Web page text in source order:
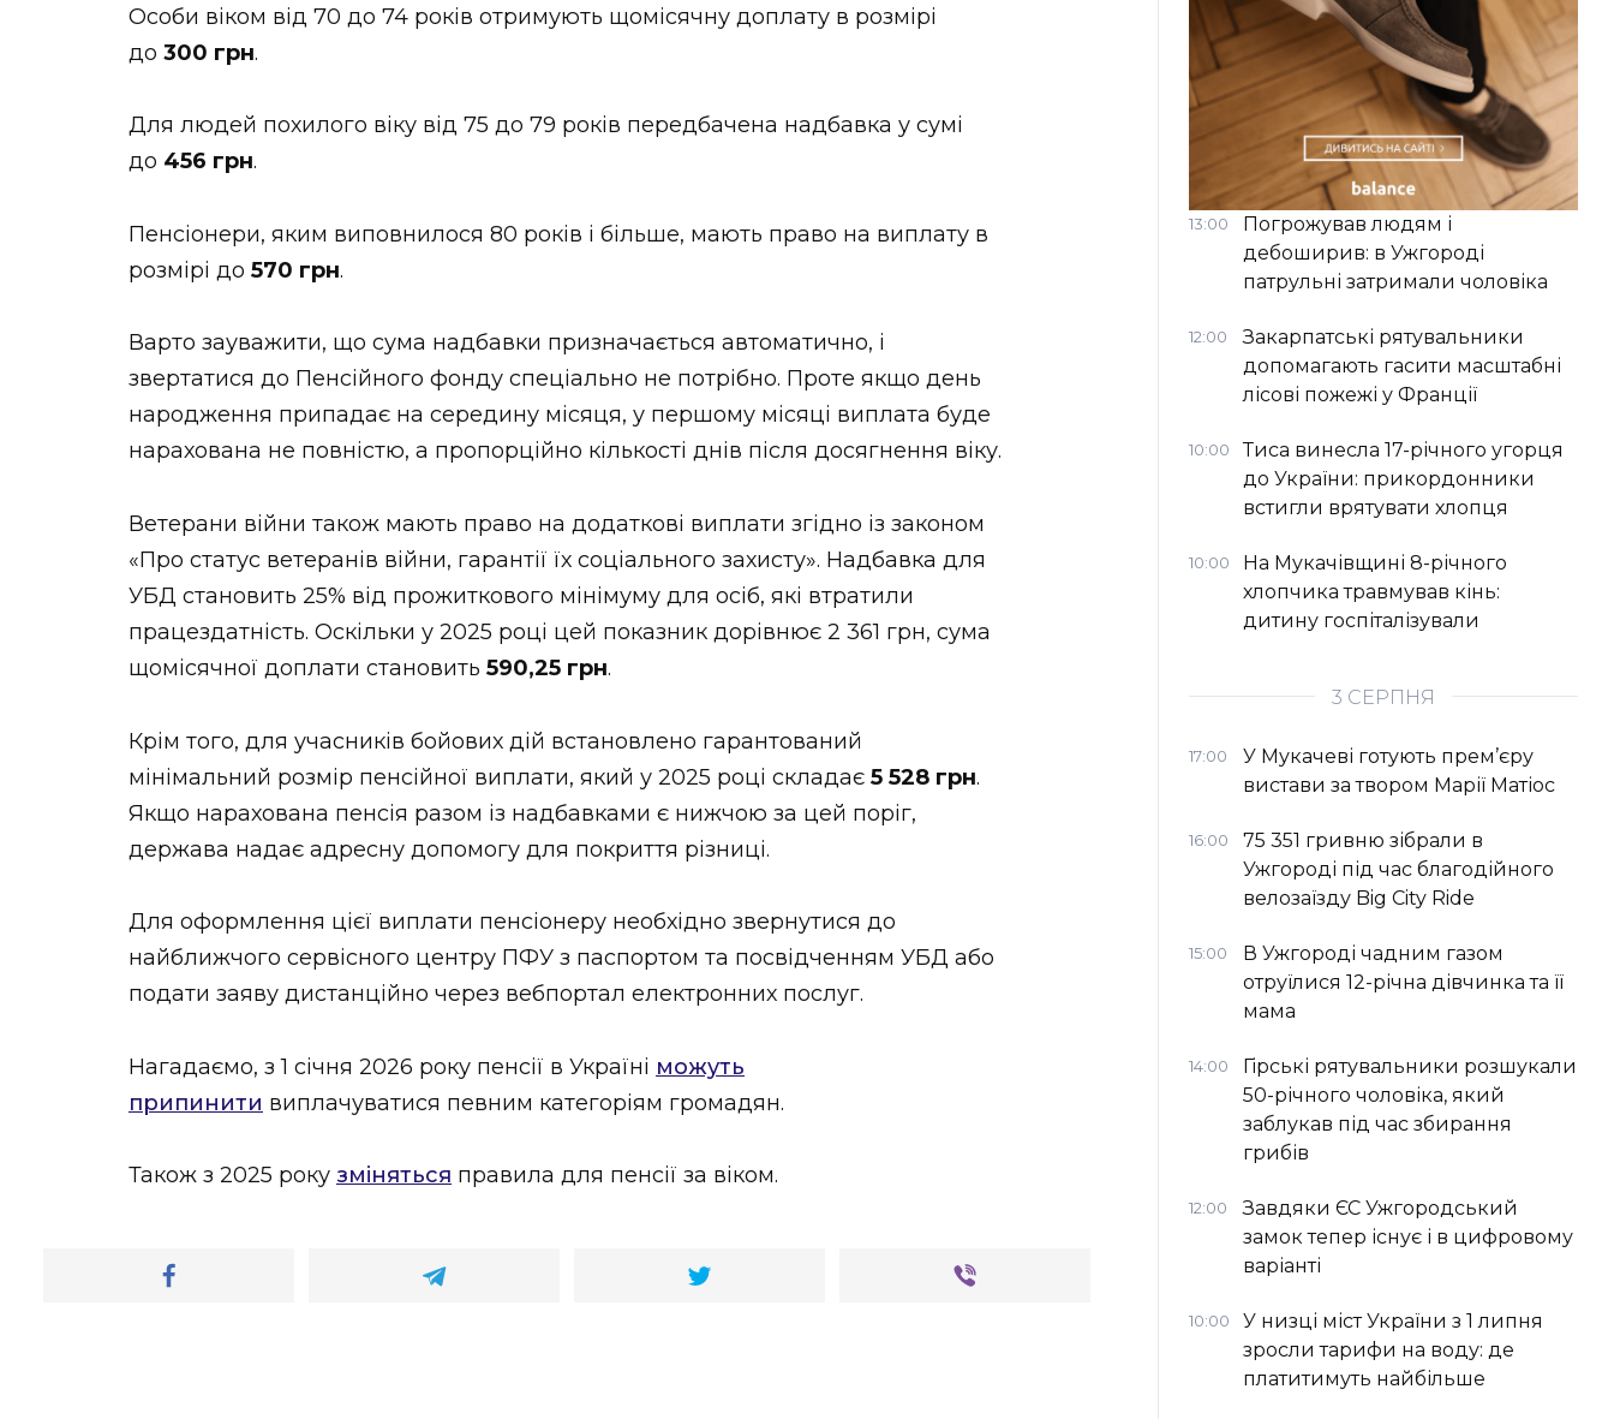
Особи віком від 70 до 74 років отримують щомісячну доплату в розмірі
до 300 грн.
Для людей похилого віку від 75 до 79 років передбачена надбавка у сумі
до 456 грн.
Пенсіонери, яким виповнилося 80 років і більше, мають право на виплату в
розмірі до 570 грн.
Варто зауважити, що сума надбавки призначається автоматично, і
звертатися до Пенсійного фонду спеціально не потрібно. Проте якщо день
народження припадає на середину місяця, у першому місяці виплата буде
нарахована не повністю, а пропорційно кількості днів після досягнення віку.
Ветерани війни також мають право на додаткові виплати згідно із законом
«Про статус ветеранів війни, гарантії їх соціального захисту». Надбавка для
УБД становить 25% від прожиткового мінімуму для осіб, які втратили
працездатність. Оскільки у 2025 році цей показник дорівнює 2 361 грн, сума
щомісячної доплати становить 590,25 грн.
Крім того, для учасників бойових дій встановлено гарантований
мінімальний розмір пенсійної виплати, який у 2025 році складає 5 528 грн.
Якщо нарахована пенсія разом із надбавками є нижчою за цей поріг,
держава надає адресну допомогу для покриття різниці.
Для оформлення цієї виплати пенсіонеру необхідно звернутися до
найближчого сервісного центру ПФУ з паспортом та посвідченням УБД або
подати заяву дистанційно через вебпортал електронних послуг.
Нагадаємо, з 1 січня 2026 року пенсії в Україні можуть
припинити виплачуватися певним категоріям громадян.
Також з 2025 року зміняться правила для пенсії за віком.
13:00
Погрожував людям і
дебоширив: в Ужгороді
патрульні затримали чоловіка
12:00
Закарпатські рятувальники
допомагають гасити масштабні
лісові пожежі у Франції
10:00
Тиса винесла 17-річного угорця
до України: прикордонники
встигли врятувати хлопця
10:00
На Мукачівщині 8-річного
хлопчика травмував кінь:
дитину госпіталізували
3 СЕРПНЯ
17:00
У Мукачеві готують прем’єру
вистави за твором Марії Матіос
16:00
75 351 гривню зібрали в
Ужгороді під час благодійного
велозаїзду Big Сity Ride
15:00
В Ужгороді чадним газом
отруїлися 12-річна дівчинка та її
мама
14:00
Гірські рятувальники розшукали
50-річного чоловіка, який
заблукав під час збирання
грибів
12:00
Завдяки ЄС Ужгородський
замок тепер існує і в цифровому
варіанті
10:00
У низці міст України з 1 липня
зросли тарифи на воду: де
платитимуть найбільше